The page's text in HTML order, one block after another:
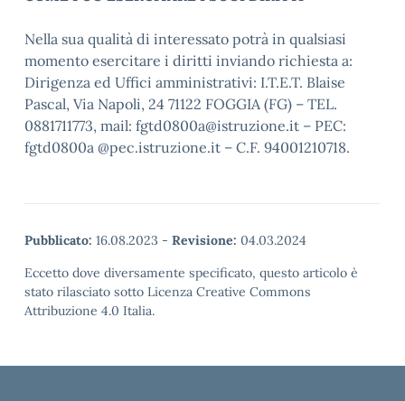
Nella sua qualità di interessato potrà in qualsiasi
momento esercitare i diritti inviando richiesta a:
Dirigenza ed Uffici amministrativi: I.T.E.T. Blaise
Pascal, Via Napoli, 24 71122 FOGGIA (FG) – TEL.
0881711773, mail: fgtd0800a@istruzione.it – PEC:
fgtd0800a @pec.istruzione.it – C.F. 94001210718.
Pubblicato: 16.08.2023 - Revisione: 04.03.2024
Eccetto dove diversamente specificato, questo articolo è
stato rilasciato sotto Licenza Creative Commons
Attribuzione 4.0 Italia.